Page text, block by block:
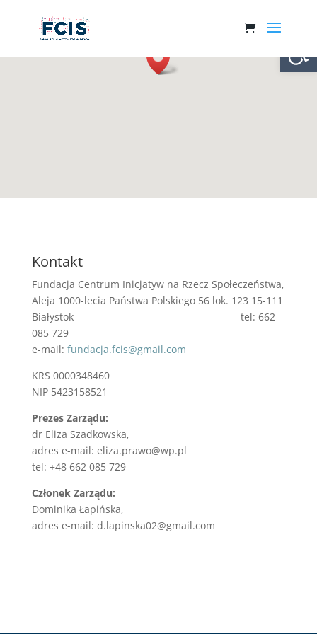
Kontakt
Fundacja Centrum Inicjatyw na Rzecz Społeczeństwa,
Aleja 1000-lecia Państwa Polskiego 56 lok. 123 15-111
Białystok tel: 662
085 729
e-mail: fundacja.fcis@gmail.com
KRS 0000348460
NIP 5423158521
Prezes Zarządu:
dr Eliza Szadkowska,
adres e-mail: eliza.prawo@wp.pl
tel: +48 662 085 729
Członek Zarządu:
Dominika Łapińska,
adres e-mail: d.lapinska02@gmail.com